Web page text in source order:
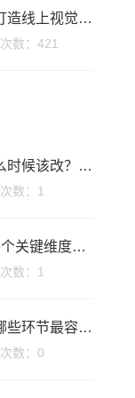
深圳网页制作：匠心独运，打造线上视觉盛宴
数：421
企业官网改版避坑指南：什么时候该改？怎么改才不踩雷？
数：1
深圳网站建设公司怎么选？6个关键维度帮你避开90%的坑
数：1
网站建设周期一般要多久？哪些环节最容易拖延，如何避免踩坑
数：0